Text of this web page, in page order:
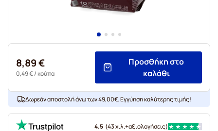
8,89 €
0,49 €/ κούπα
Προσθήκη στο
καλάθι
Δωρεάν αποστολή άνω των 49,00€. Εγγύηση καλύτερης τιμής!
4.5 (43 χιλ.+αξιολογήσεις)